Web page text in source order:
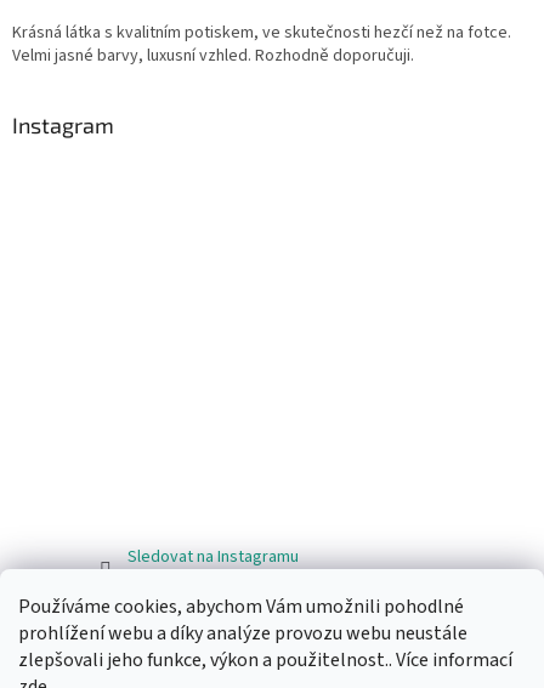
Používáme cookies, abychom Vám umožnili pohodlné
prohlížení webu a díky analýze provozu webu neustále
zlepšovali jeho funkce, výkon a použitelnost.. Více informací
Krásná látka s kvalitním potiskem, ve skutečnosti hezčí než na fotce.
Velmi jasné barvy, luxusní vzhled. Rozhodně doporučuji.
Instagram
Sledovat na Instagramu
Facebook